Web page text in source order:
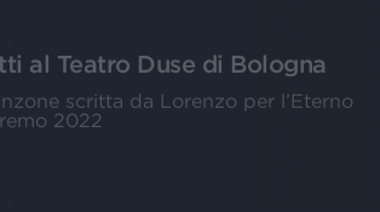
al Teatro Duse di Bologna
scritta da Lorenzo per l’Eterno
2022